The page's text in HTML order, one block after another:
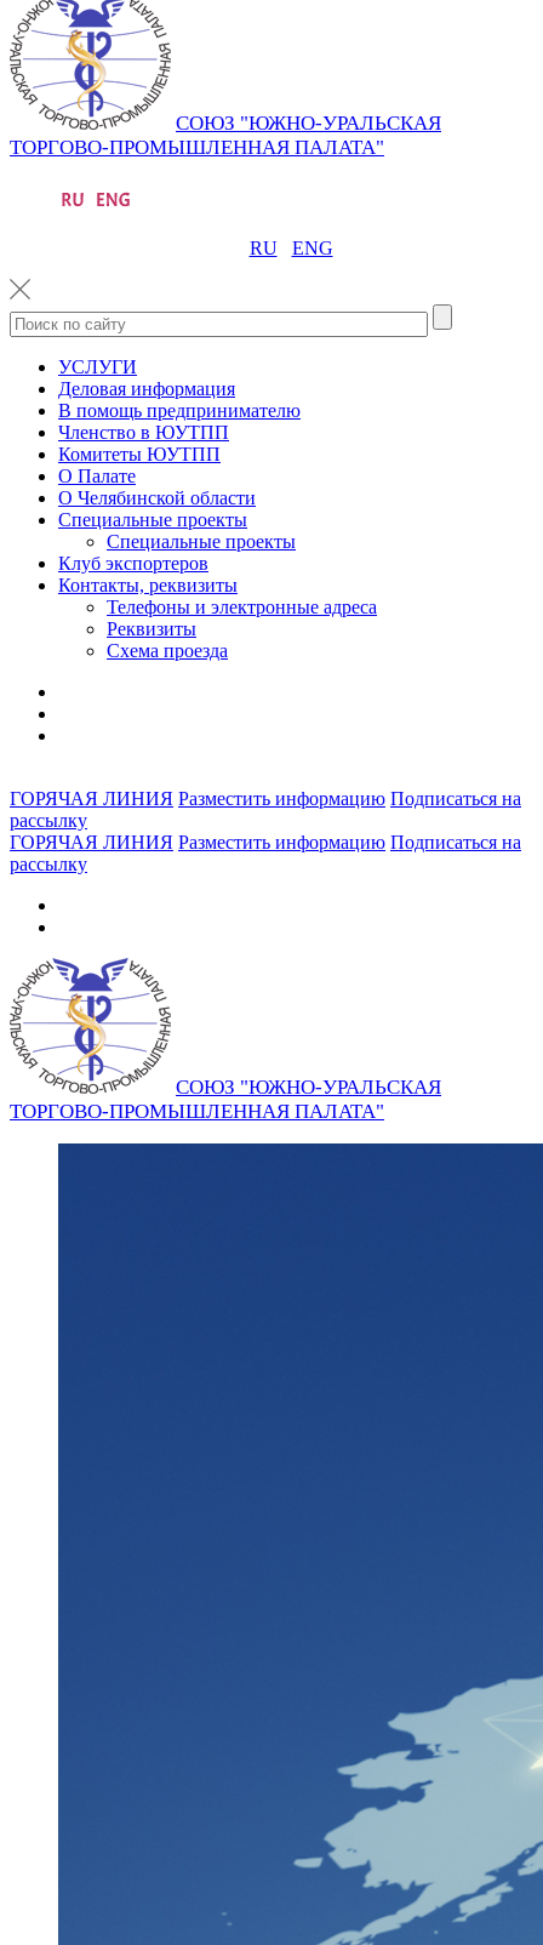
СОЮЗ "ЮЖНО-УРАЛЬСКАЯ
ТОРГОВО-ПРОМЫШЛЕННАЯ ПАЛАТА"
RU ENG
УСЛУГИ
Деловая информация
В помощь предпринимателю
Членство в ЮУТПП
Комитеты ЮУТПП
О Палате
О Челябинской области
Специальные проекты
Специальные проекты
Клуб экспортеров
Контакты, реквизиты
Телефоны и электронные адреса
Реквизиты
Схема проезда
ГОРЯЧАЯ ЛИНИЯ Разместить информацию Подписаться на
рассылку
ГОРЯЧАЯ ЛИНИЯ Разместить информацию Подписаться на
рассылку
СОЮЗ "ЮЖНО-УРАЛЬСКАЯ
ТОРГОВО-ПРОМЫШЛЕННАЯ ПАЛАТА"